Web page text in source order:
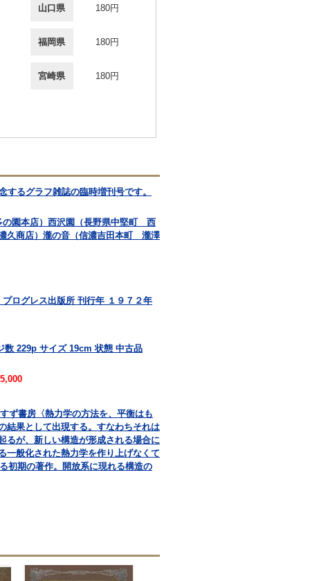
山口県 180円
福岡県 180円
宮崎県 180円
るグラフ雑誌の臨時増刊号です。
園本店）西沢園（長野県中堅町 西
久商店）瀧の音（信濃吉田本町 瀧澤
ログレス出版所 刊行年 １９７２年
229p サイズ 19cm 状態 中古品
ず書房〈熱力学の方法を、平衡はも
果として出現する。すなわちそれは
るが、新しい構造が形成される場合に
般化された熱力学を作り上げなくて
初期の著作。開放系に現れる構造の